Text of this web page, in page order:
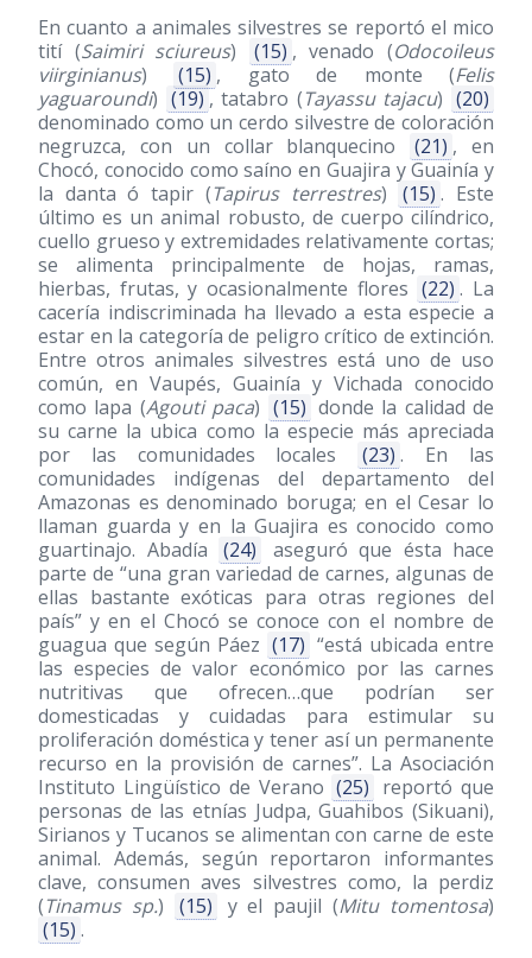
En cuanto a animales silvestres se reportó el mico
tití (Saimiri sciureus) (15) , venado (Odocoileus
viirginianus) (15) , gato de monte (Felis
yaguaroundi) (19) , tatabro (Tayassu tajacu) (20)
denominado como un cerdo silvestre de coloración
negruzca, con un collar blanquecino
(21) , en
Chocó, conocido como saíno en Guajira y Guainía y
la danta ó tapir (Tapirus terrestres) (15) . Este
último es un animal robusto, de cuerpo cilíndrico,
cuello grueso y extremidades relativamente cortas;
se alimenta principalmente de hojas, ramas,
hierbas, frutas, y ocasionalmente flores (22) . La
cacería indiscriminada ha llevado a esta especie a
estar en la categoría de peligro crítico de extinción.
Entre otros animales silvestres está uno de uso
común, en Vaupés, Guainía y Vichada conocido
como lapa (Agouti paca) (15) donde la calidad de
su carne la ubica como la especie más apreciada
por las comunidades locales
(23) . En las
comunidades indígenas del departamento del
Amazonas es denominado boruga; en el Cesar lo
llaman guarda y en la Guajira es conocido como
guartinajo. Abadía
(24)
aseguró que ésta hace
parte de “una gran variedad de carnes, algunas de
ellas bastante exóticas para otras regiones del
país” y en el Chocó se conoce con el nombre de
guagua que según Páez (17) “está ubicada entre
las especies de valor económico por las carnes
nutritivas que ofrecen…que podrían ser
domesticadas y cuidadas para estimular su
proliferación doméstica y tener así un permanente
recurso en la provisión de carnes”. La Asociación
Instituto Lingüístico de Verano (25) reportó que
personas de las etnías Judpa, Guahibos (Sikuani),
Sirianos y Tucanos se alimentan con carne de este
animal. Además, según reportaron informantes
clave, consumen aves silvestres como, la perdiz
(Tinamus sp.) (15) y el paujil (Mitu tomentosa)
(15) .